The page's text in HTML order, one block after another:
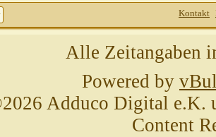
Kontakt
Alle Zeitangaben
Powered by
Adduco Digital e.K.
Content